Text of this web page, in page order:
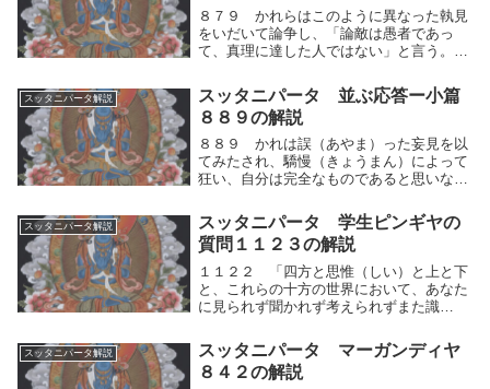
８７９ かれらはこのように異なった執見
をいだいて論争し、「論敵は愚者であっ
て、真理に達した人ではない」と言う。こ
人である」と語っているが、これらのうち
で、どの説が真実なのであろうか？かれら
はこのようにそ...
スッタニパータ解説
スッタニパータ 並ぶ応答ー小篇
８８９の解説
８８９ かれは誤（あやま）った妄見を以
てみたされ、驕慢（きょうまん）によって
狂い、自分は完全なものであると思いな
自認している。かれのその見解は、（かれ
によれば）そのように完全なものだからで
ある。かれは人...
スッタニパータ解説
スッタニパータ 学生ピンギヤの
質問１１２３の解説
１１２２ 「四方と思惟（しい）と上と下
と、これらの十方の世界において、あなた
に見られず聞かれず考えられずまた識
うか理法を説いてください。それをわたく
しは知りたいのです、ーこの世において生
と老衰とを捨て去...
スッタニパータ解説
スッタニパータ マーガンディヤ
８４２の解説